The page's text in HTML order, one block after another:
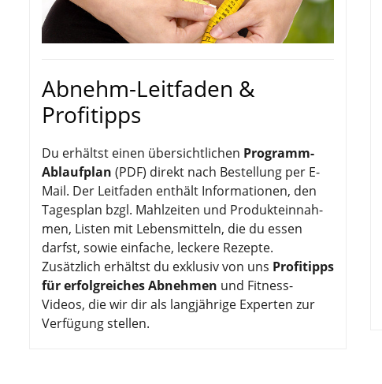
Abnehm-Leitfaden &
Profitipps
Du erhältst einen übersichtlichen Programm-
Ablaufplan (PDF) direkt nach Bestellung per E-
Mail. Der Leitfaden enthält Informationen, den
Tagesplan bzgl. Mahlzeiten und Produkteinnah­
men, Listen mit Lebens­mitteln, die du essen
darfst, sowie einfache, leckere Rezepte.
Zusätzlich erhältst du exklusiv von uns Profitipps
für erfolg­reiches Abnehmen und Fitness-
Videos, die wir dir als lang­jährige Experten zur
Verfügung stellen.